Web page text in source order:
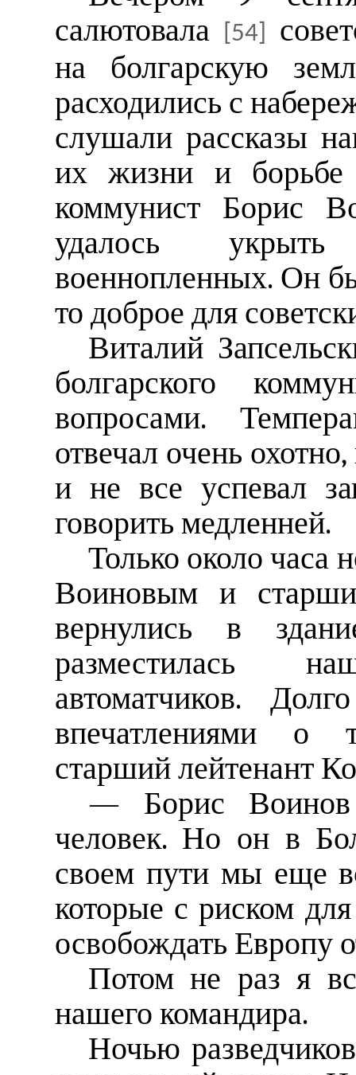
салютовала
[54]
на болгарскую
расходились с
слушали рассказы
их жизни и борьбе
коммунист Борис
удалось укрыть
военнопленных. Он
то доброе для
Виталий
болгарского
вопросами.
отвечал очень
и не все успевал
говорить медленней.
Только около часа
Воиновым и
вернулись в
разместилась
автоматчиков.
впечатлениями о
старший лейтенант
— Борис
человек. Но он в
своем пути мы еще
которые с риском
освобождать Европу
Потом не раз я
нашего командира.
Ночью